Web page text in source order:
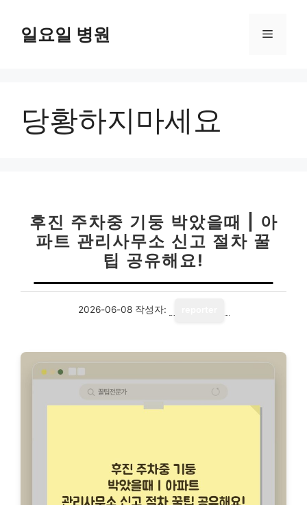
일요일 병원 메
당황하지마세요
후진 주차중 기둥 박았을때 | 아
파트 관리사무소 신고 절차 꿀
팁 공유해요!
2026-06-08 작성자: